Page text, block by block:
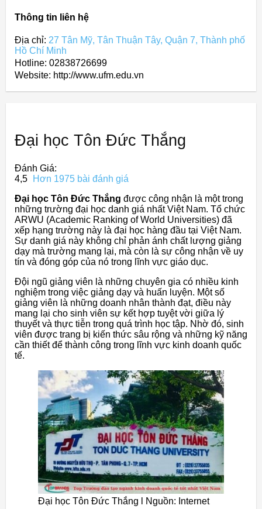
Thông tin liên hệ
Địa chỉ: 27 Tân Mỹ, Tân Thuận Tây, Quận 7, Thành phố
Hồ Chí Minh
Hotline: 02838726699
Website: http://www.ufm.edu.vn
Đại học Tôn Đức Thắng
Đánh Giá:
4,5
Hơn 1975 bài đánh giá
Đại học Tôn Đức Thắng được công nhận là một trong
những trường đại học danh giá nhất Việt Nam. Tổ chức
ARWU (Academic Ranking of World Universities) đã
xếp hạng trường này là đại học hàng đầu tại Việt Nam.
Sự danh giá này không chỉ phản ánh chất lượng giảng
dạy mà trường mang lại, mà còn là sự công nhận về uy
tín và đóng góp của nó trong lĩnh vực giáo dục.
Đội ngũ giảng viên là những chuyên gia có nhiều kinh
nghiệm trong việc giảng dạy và huấn luyện. Một số
giảng viên là những doanh nhân thành đạt, điều này
mang lại cho sinh viên sự kết hợp tuyệt vời giữa lý
thuyết và thực tiễn trong quá trình học tập. Nhờ đó, sinh
viên được trang bị kiến thức sâu rộng và những kỹ năng
cần thiết để thành công trong lĩnh vực kinh doanh quốc
tế.
Đại học Tôn Đức Thắng l Nguồn: Internet